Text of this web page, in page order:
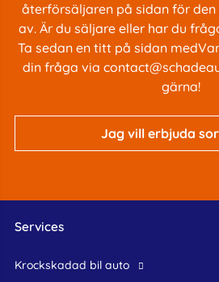
återförsäljaren på sidan för
av. Är du säljare eller har du
Ta sedan en titt på sidan med
din fråga via
gärna!
Jag vill erbjuda
Services
krockskadad bil auto